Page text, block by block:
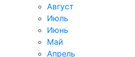
Август
Июль
Июнь
Май
Апрель